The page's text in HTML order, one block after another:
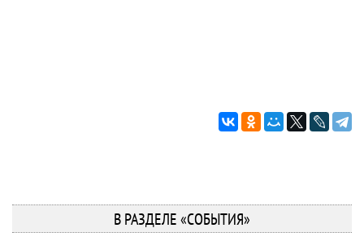
В РАЗДЕЛЕ «СОБЫТИЯ»